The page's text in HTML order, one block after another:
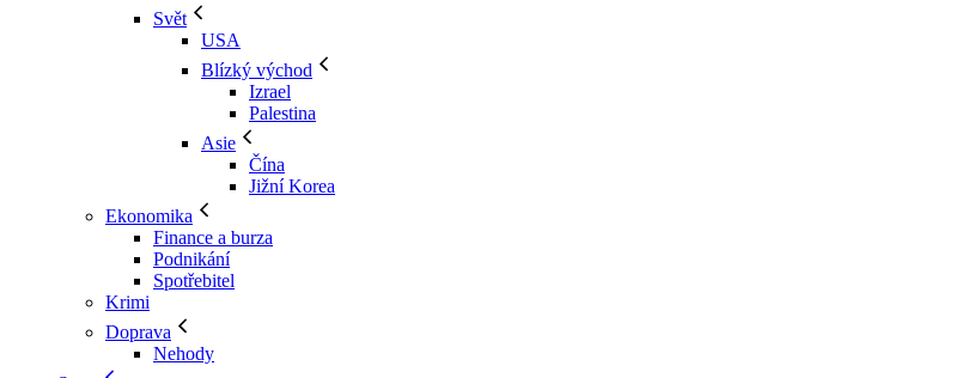
Svět
USA
Blízký východ
Izrael
Palestina
Asie
Čína
Jižní Korea
Ekonomika
Finance a burza
Podnikání
Spotřebitel
Krimi
Doprava
Nehody